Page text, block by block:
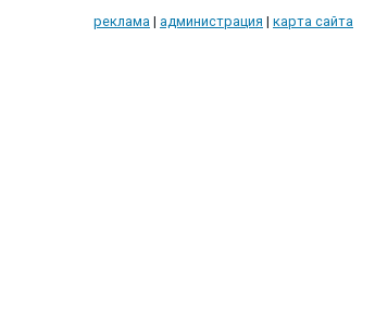
реклама | администрация | карта сайта